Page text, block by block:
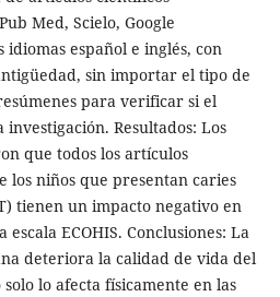
Med, Scielo, Google
idiomas español e inglés, con
sin importar el tipo de
para verificar si el
Resultados: Los
que todos los artículos
los niños que presentan caries
tienen un impacto negativo en
ECOHIS. Conclusiones: La
deteriora la calidad de vida del
lo afecta físicamente en las